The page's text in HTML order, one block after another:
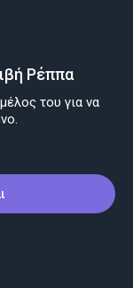
Ρέππα
του για να